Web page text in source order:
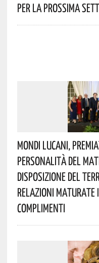
Per La Prossima
Mondi Lucani,
Personalità Del
Disposizione Del
Relazioni Maturate
Complimenti